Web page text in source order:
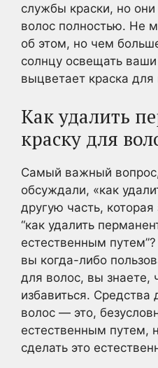
службы краски, но
волос полностью. Не
об этом, но чем
солнцу освещать
выцветает краска для
Как удалить
краску для
Самый важный
обсуждали, «как
другую часть,
“как удалить
естественным
вы когда-либо
для волос, вы знаете,
избавиться. Средства
волос — это,
естественным путем,
сделать это